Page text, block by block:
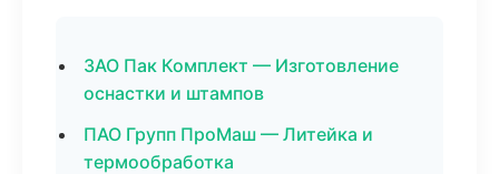
ЗАО Пак Комплект — Изготовление
оснастки и штампов
ПАО Групп ПроМаш — Литейка и
термообработка